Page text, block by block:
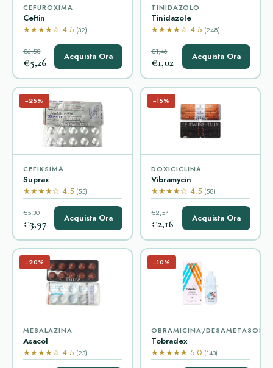
CEFUROXIMA
Ceftin
★★★★☆ 4.5 (32)
€6,58
€5,26 Acquista Ora
TINIDAZOLO
Tinidazole
★★★★☆ 4.5 (248)
€1,46
€1,02 Acquista Ora
−25%
CEFIKSIMA
Suprax
★★★★☆ 4.5 (55)
€5,30
€3,97 Acquista Ora
−15%
DOXICICLINA
Vibramycin
★★★★☆ 4.5 (58)
€2,54
€2,16 Acquista Ora
−20%
MESALAZINA
Asacol
★★★★☆ 4.5 (23)
−10%
OBRAMICINA/DESAMETASONE
Tobradex
★★★★★ 5.0 (143)